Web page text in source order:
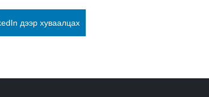
дээр хуваалцах